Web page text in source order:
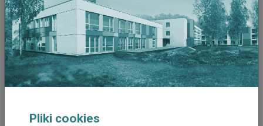
Marzec 2026
Luty 2026
Styczeń 2026
Grudzień 2025
Pliki cookies